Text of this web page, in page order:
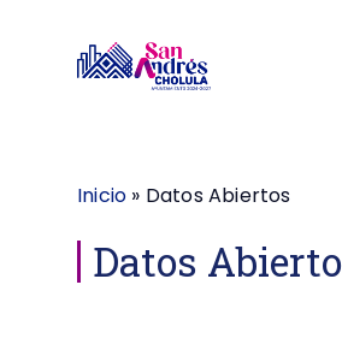
Inicio » Datos Abiertos
Datos